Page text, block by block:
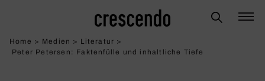
Home > Medien > Literatur >
Peter Petersen: Fakten­fülle und inhalt­liche Tiefe